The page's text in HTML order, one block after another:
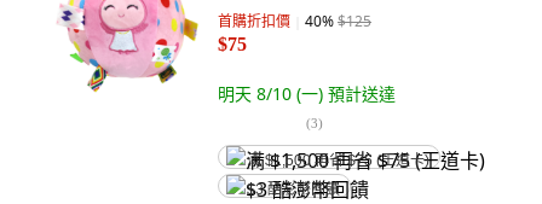
首購折扣價 40%$125
$75
明天 8/10 (一) 預計送達
(3)
满 $1,500 再省 $75 (王道卡)
$3 酷澎幣回饋